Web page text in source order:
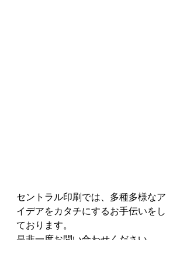
セントラル印刷では、多種多様なア
イデアをカタチにするお手伝いをし
ております。
是非一度お問い合わせください。